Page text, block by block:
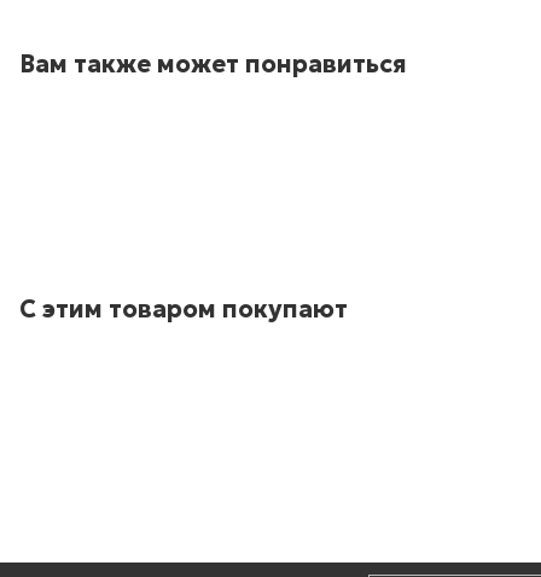
Вам также может понравиться
С этим товаром покупают